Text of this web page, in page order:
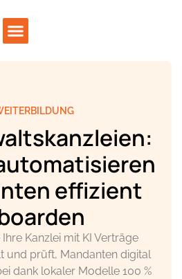
effizient
Kanzlei mit KI Verträge
und prüft, Mandanten digital
dank lokaler Modelle 100 %